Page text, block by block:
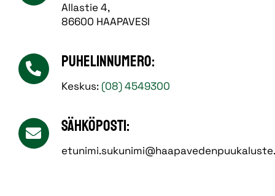
Allastie 4,
86600 HAAPAVESI
Puhelinnumero:
Keskus: (08) 4549300
Sähköposti: